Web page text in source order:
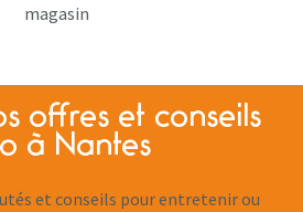
magasin
offres et conseils
à Nantes
et conseils pour entretenir ou